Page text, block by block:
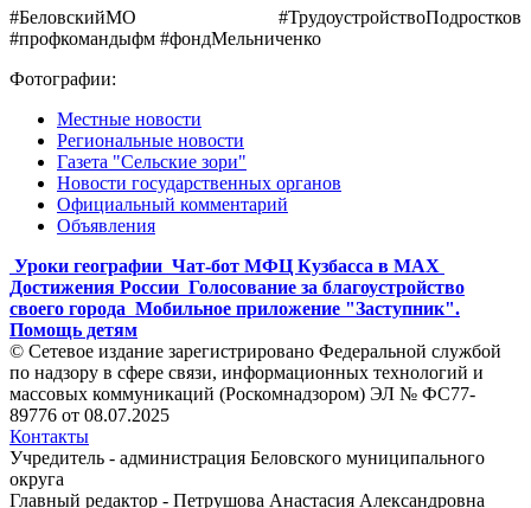
#БеловскийМО #ТрудоустройствоПодростков
#профкомандыфм #фондМельниченко
Фотографии:
Местные новости
Региональные новости
Газета "Сельские зори"
Новости государственных органов
Официальный комментарий
Объявления
Уроки географии Чат-бот МФЦ Кузбасса в MAX
Достижения России Голосование за благоустройство
своего города Мобильное приложение "Заступник".
Помощь детям
© Сетевое издание зарегистрировано Федеральной службой
по надзору в сфере связи, информационных технологий и
массовых коммуникаций (Роскомнадзором) ЭЛ № ФС77-
89776 от 08.07.2025
Контакты
Учредитель - администрация Беловского муниципального
округа
Главный редактор - Петрушова Анастасия Александровна